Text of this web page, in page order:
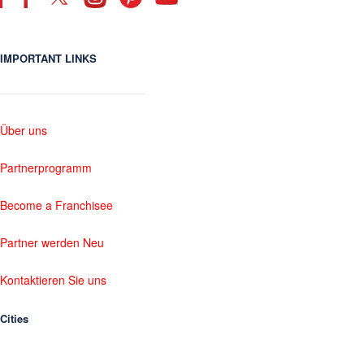
IMPORTANT LINKS
Über uns
Partnerprogramm
Become a Franchisee
Partner werden Neu
Kontaktieren Sie uns
Cities